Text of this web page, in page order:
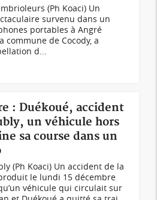
(Ph Koaci) Un
survenu dans un
portables à Angré
commune de Cocody, a
d...
: Duékoué, accident
un véhicule hors
sa course dans un
(Ph Koaci) Un accident de la
le lundi 15 décembre
véhicule qui circulait sur